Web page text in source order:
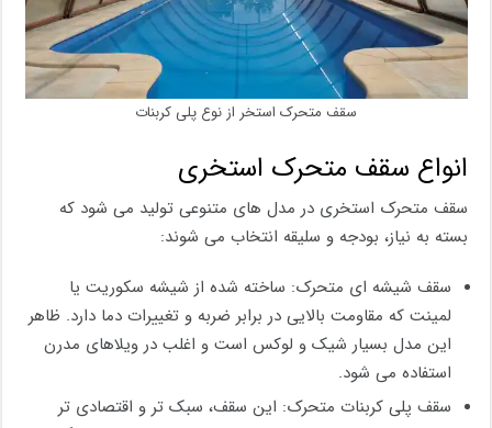
سقف متحرک استخر از نوع پلی کربنات
انواع سقف متحرک استخری
سقف متحرک استخری در مدل های متنوعی تولید می شود که
بسته به نیاز، بودجه و سلیقه انتخاب می شوند:
سقف شیشه ای متحرک: ساخته شده از شیشه سکوریت یا
لمینت که مقاومت بالایی در برابر ضربه و تغییرات دما دارد. ظاهر
این مدل بسیار شیک و لوکس است و اغلب در ویلاهای مدرن
استفاده می شود.
سقف پلی کربنات متحرک: این سقف، سبک تر و اقتصادی تر